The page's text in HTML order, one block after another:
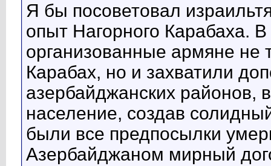
Я бы посоветовал
опыт Нагорного Карабаха.
организованные армяне не
Карабах, но и захватили
азербайджанских районов,
население, создав
были все предпосылки
Азербайджаном мирный